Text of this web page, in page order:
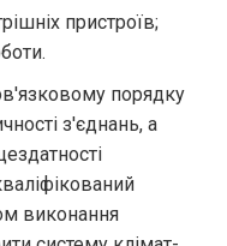
пристроїв;
порядку
з'єднань, а
виконання